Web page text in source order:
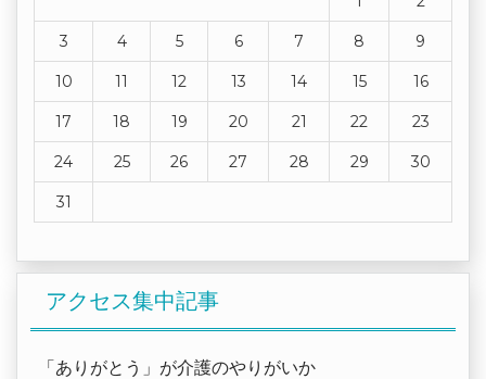
3 4 5 6 7 8 9
10 11 12 13 14 15 16
17 18 19 20 21 22 23
24 25 26 27 28 29 30
31
アクセス集中記事
「ありがとう」が介護のやりがいか